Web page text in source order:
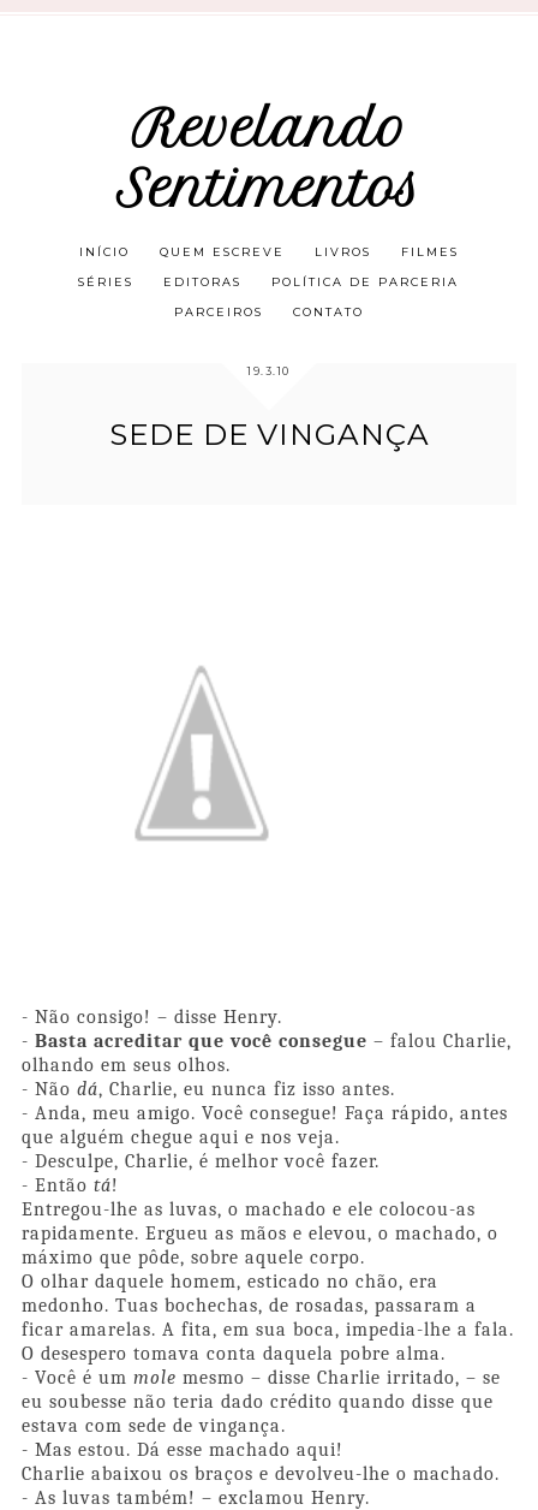
Revelando
Sentimentos
INÍCIO QUEM ESCREVE LIVROS FILMES
SÉRIES EDITORAS POLÍTICA DE PARCERIA
PARCEIROS CONTATO
19.3.10
SEDE DE VINGANÇA
- Não consigo! – disse Henry.
- Basta acreditar que você consegue – falou Charlie,
olhando em seus olhos.
- Não dá, Charlie, eu nunca fiz isso antes.
- Anda, meu amigo. Você consegue! Faça rápido, antes
que alguém chegue aqui e nos veja.
- Desculpe, Charlie, é melhor você fazer.
- Então tá!
Entregou-lhe as luvas, o machado e ele colocou-as
rapidamente. Ergueu as mãos e elevou, o machado, o
máximo que pôde, sobre aquele corpo.
O olhar daquele homem, esticado no chão, era
medonho. Tuas bochechas, de rosadas, passaram a
ficar amarelas. A fita, em sua boca, impedia-lhe a fala.
O desespero tomava conta daquela pobre alma.
- Você é um mole mesmo – disse Charlie irritado, – se
eu soubesse não teria dado crédito quando disse que
estava com sede de vingança.
- Mas estou. Dá esse machado aqui!
Charlie abaixou os braços e devolveu-lhe o machado.
- As luvas também! – exclamou Henry.